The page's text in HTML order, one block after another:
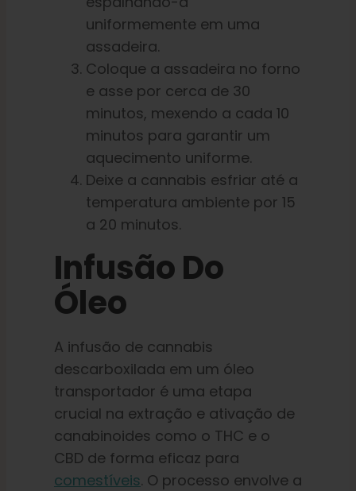
uniformemente em uma
assadeira.
Coloque a assadeira no forno
e asse por cerca de 30
minutos, mexendo a cada 10
minutos para garantir um
aquecimento uniforme.
Deixe a cannabis esfriar até a
temperatura ambiente por 15
a 20 minutos.
Infusão Do
Óleo
A infusão de cannabis
descarboxilada em um óleo
transportador é uma etapa
crucial na extração e ativação de
canabinoides como o THC e o
CBD de forma eficaz para
comestíveis. O processo envolve a